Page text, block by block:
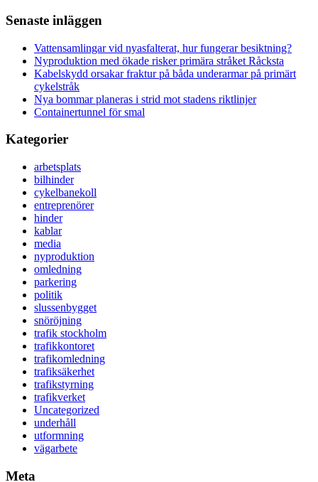
Senaste inläggen
Vattensamlingar vid nyasfalterat, hur fungerar besiktning?
Nyproduktion med ökade risker primära stråket Råcksta
Kabelskydd orsakar fraktur på båda underarmar på primärt
cykelstråk
Nya bommar planeras i strid mot stadens riktlinjer
Containertunnel för smal
Kategorier
arbetsplats
bilhinder
cykelbanekoll
entreprenörer
hinder
kablar
media
nyproduktion
omledning
parkering
politik
slussenbygget
snöröjning
trafik stockholm
trafikkontoret
trafikomledning
trafiksäkerhet
trafikstyrning
trafikverket
Uncategorized
underhåll
utformning
vägarbete
Meta